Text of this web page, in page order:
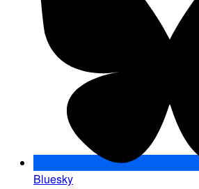
Bluesky